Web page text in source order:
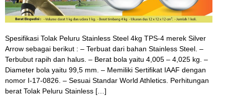
Spesifikasi Tolak Peluru Stainless Steel 4kg TPS-4 merek Silver
Arrow sebagai berikut : – Terbuat dari bahan Stainless Steel. –
Terbubut rapih dan halus. – Berat bola yaitu 4,005 – 4,025 kg. –
Diameter bola yaitu 99,5 mm. – Memiliki Sertifikat IAAF dengan
nomor I-17-0826. – Sesuai Standar World Athletics. Perhitungan
berat Tolak Peluru Stainless […]